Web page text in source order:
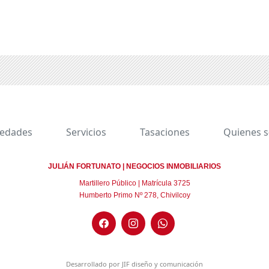
Servicios Tasaciones Quienes
JULIÁN FORTUNATO | NEGOCIOS INMOBILIARIOS
Martillero Público | Matrícula 3725
Humberto Primo Nº 278, Chivilcoy
Desarrollado por JIF diseño y comunicación